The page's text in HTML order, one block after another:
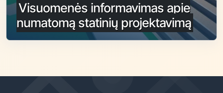
Visuomenės informavimas apie
numatomą statinių projektavimą